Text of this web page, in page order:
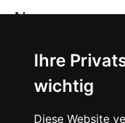
Ihre
wichtig
Diese Website
News
About
Instagram